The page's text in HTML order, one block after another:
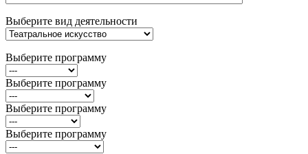
Выберите вид деятельности
Выберите программу
Выберите программу
Выберите программу
Выберите программу